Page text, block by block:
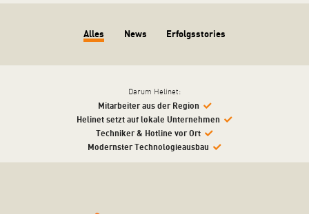
Alles News Erfolgsstories
Darum Helinet:
Mitarbeiter aus der Region
Helinet setzt auf lokale Unternehmen
Techniker & Hotline vor Ort
Modernster Technologieausbau